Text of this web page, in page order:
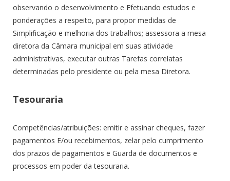
observando o desenvolvimento e Efetuando estudos e
ponderações a respeito, para propor medidas de
Simplificação e melhoria dos trabalhos; assessora a mesa
diretora da Câmara municipal em suas atividade
administrativas, executar outras Tarefas correlatas
determinadas pelo presidente ou pela mesa Diretora.
Tesouraria
Competências/atribuições: emitir e assinar cheques, fazer
pagamentos E/ou recebimentos, zelar pelo cumprimento
dos prazos de pagamentos e Guarda de documentos e
processos em poder da tesouraria.